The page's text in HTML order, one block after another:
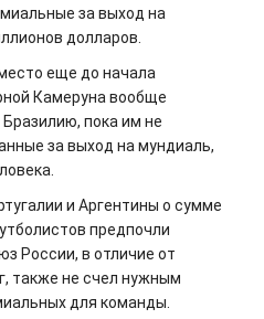
за выход на
долларов.
еще до начала
Камеруна вообще
пока им не
за выход на мундиаль,
и Аргентины о сумме
предпочли
России, в отличие от
также не счел нужным
для команды.